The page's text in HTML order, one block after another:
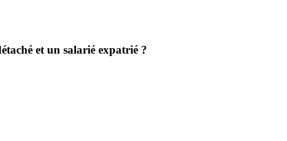
et un salarié expatrié ?